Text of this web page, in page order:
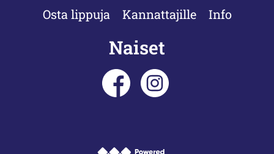
Osta lippuja Kannattajille Info
Naiset